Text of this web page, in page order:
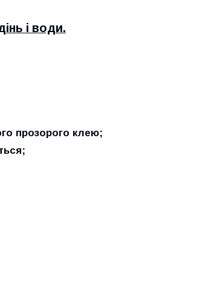
і води.
прозорого клею;